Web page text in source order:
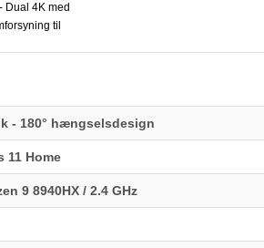
Dual 4K med
til
- 180° hængselsdesign
11 Home
9 8940HX / 2.4 GHz